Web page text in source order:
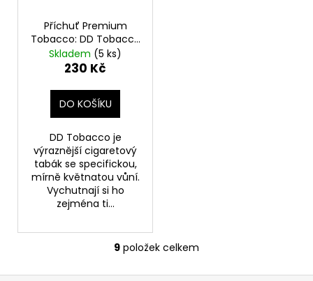
Příchuť Premium
Tobacco: DD Tobacco
objem 10ml tabáková
nálepka Kolek Q
Skladem (5 ks)
230 Kč
DO KOŠÍKU
DD Tobacco je
výraznější cigaretový
tabák se specifickou,
mírně květnatou vůní.
Vychutnají si ho
zejména ti...
O
v
9 položek celkem